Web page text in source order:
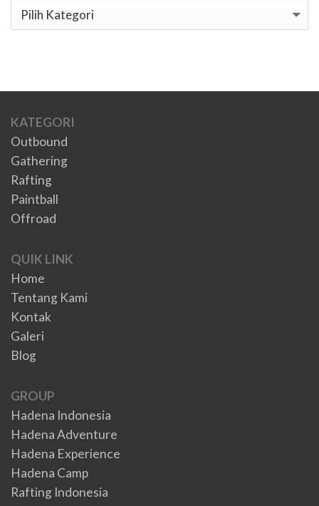
Kategori
KATEGORI
Outbound
Gathering
Rafting
Paintball
Offroad
QUIK LINK
Home
Tentang Kami
Kontak
Galeri
Blog
GROUP
Hadena Indonesia
Hadena Adventure
Hadena Experience
Hadena Camp
Rafting Indonesia